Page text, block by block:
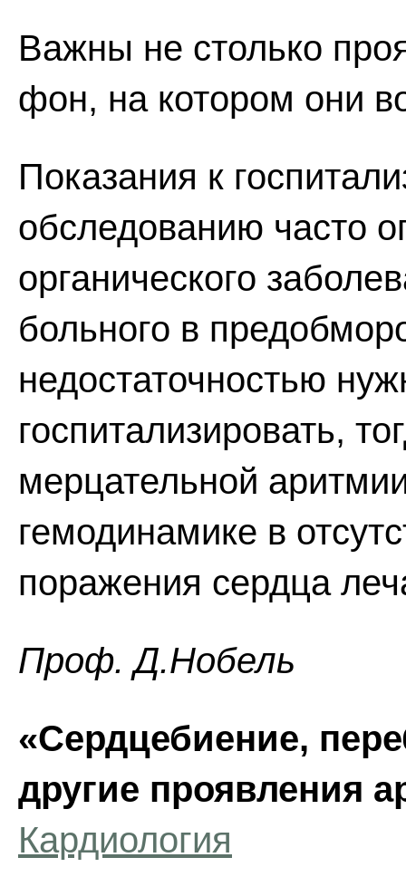
Важны не столько
фон, на котором они
Показания к
обследованию часто
органического
больного в
недостаточностью
госпитализировать,
мерцательной
гемодинамике в
поражения сердца
Проф. Д.Нобель
«Сердцебиение,
другие проявления
Кардиология